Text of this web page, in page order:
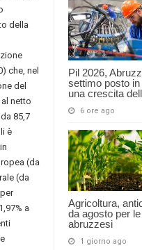
Pil 2026,
settimo posto
una crescita
6 ore ago
Agricoltura,
da agosto per
abruzzesi
1 giorno ago
della
che, nel
del
netto
85,7
è
(da
(da
a